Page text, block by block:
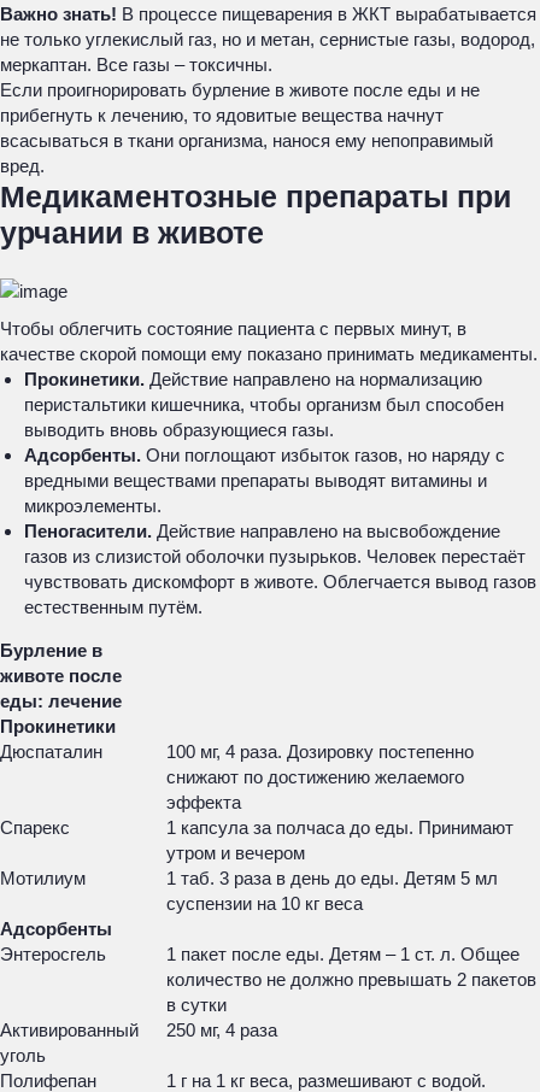
Важно знать! В процессе пищеварения в ЖКТ вырабатывается
не только углекислый газ, но и метан, сернистые газы, водород,
меркаптан. Все газы – токсичны.
Если проигнорировать бурление в животе после еды и не
прибегнуть к лечению, то ядовитые вещества начнут
всасываться в ткани организма, нанося ему непоправимый
вред.
Медикаментозные препараты при
урчании в животе
Чтобы облегчить состояние пациента с первых минут, в
качестве скорой помощи ему показано принимать медикаменты.
Прокинетики. Действие направлено на нормализацию
перистальтики кишечника, чтобы организм был способен
выводить вновь образующиеся газы.
Адсорбенты. Они поглощают избыток газов, но наряду с
вредными веществами препараты выводят витамины и
микроэлементы.
Пеногасители. Действие направлено на высвобождение
газов из слизистой оболочки пузырьков. Человек перестаёт
чувствовать дискомфорт в животе. Облегчается вывод газов
естественным путём.
Бурление в
животе после
еды: лечение
Прокинетики
Дюспаталин
100 мг, 4 раза. Дозировку постепенно
снижают по достижению желаемого
эффекта
Спарекс
1 капсула за полчаса до еды. Принимают
утром и вечером
Мотилиум
1 таб. 3 раза в день до еды. Детям 5 мл
суспензии на 10 кг веса
Адсорбенты
Энтеросгель
1 пакет после еды. Детям – 1 ст. л. Общее
количество не должно превышать 2 пакетов
в сутки
Активированный
уголь
250 мг, 4 раза
Полифепан
1 г на 1 кг веса, размешивают с водой.